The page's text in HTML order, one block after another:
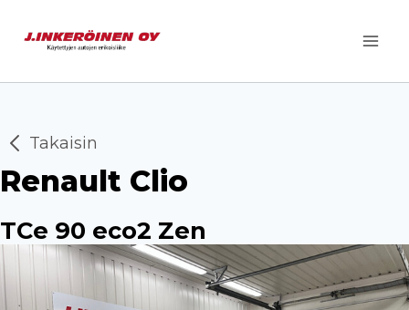
sisältöön
Takaisin
Renault Clio
TCe 90 eco2 Zen